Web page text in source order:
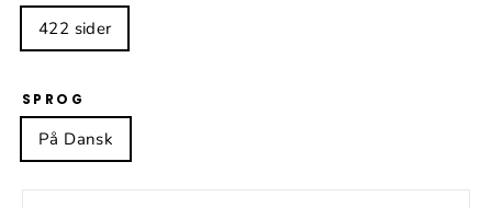
422 sider
SPROG
På Dansk